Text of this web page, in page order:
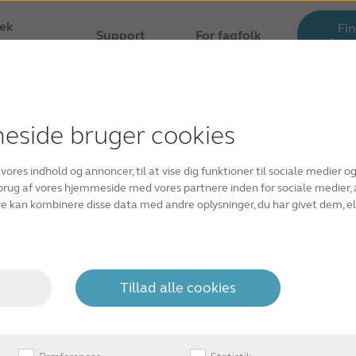
bruger cookies
indhold og annoncer, til at vise dig funktioner til sociale medier
af vores hjemmeside med vores partnere inden for sociale
kan kombinere disse data med andre oplysninger, du har givet dem,
Tillad alle cookies
Support For fagfolk
til at tilpasse vores indhold og annoncer, til at vise dig
af vores hjemmeside med vores partnere inden for sociale
data med andre oplysninger, du har givet dem, eller
til at gøre en brugers oplevelse mere effektiv.
hvis de er strengt nødvendige for at sikre leveringen
dit samtykke.
Nogle cookies sættes af tredjeparts tjenester, der vises på